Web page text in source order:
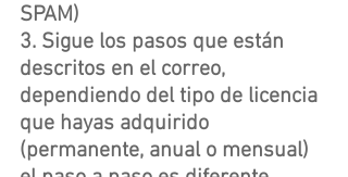
SPAM)
3. Sigue los pasos que están
descritos en el correo,
dependiendo del tipo de licencia
que hayas adquirido
(permanente, anual o mensual)